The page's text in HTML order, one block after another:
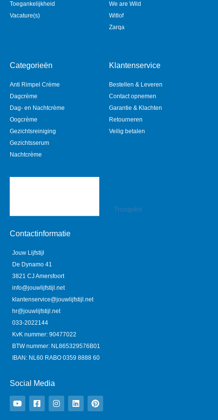
Toegankelijkheid
Vacature(s)
We are Wild
Witlof
Zarqa
Categorieën
Anti Rimpel Crème
Dagcrème
Dag- en Nachtcrème
Oogcrème
Gezichtsreiniging
Gezichtsserum
Nachtcrème
Klantenservice
Bestellen & Leveren
Contact opnemen
Garantie & Klachten
Retourneren
Veilig betalen
Trustpilot
Contactinformatie
Jouw Lijfstijl
De Dynamo 41
3821 CJ Amersfoort
info@jouwlijfstijl.net
klantenservice@jouwlijfstijl.net
hr@jouwlijfstijl.net
033-2022144
KvK nummer: 90477022
BTW nummer: NL865329576B01
IBAN: NL60 RABO 0359 8888 60
Social Media
o
u
t
a
c
e
n
s
t
i
n
k
i
n
t